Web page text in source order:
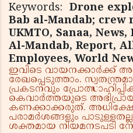
Keywords: Drone
Bab al-Mandab; crew
UKMTO, Sanaa,
Al-Mandab, Report,
Employees, World
ഇവിടെ വായനക്കാർക്ക്
രേഖപ്പെടുത്താം.
പ്രകടനവും
കെവാർത്തയുടെ
കണക്കാക്കരുത്.
പരാമർശങ്ങളും
ശക്തമായ നിയമനടപടി